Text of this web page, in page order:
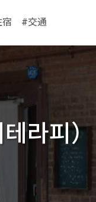
#交通
라피）